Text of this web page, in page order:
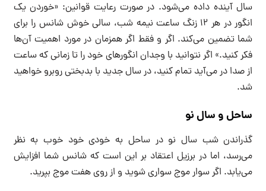
سال آینده داده می‌شود. در صورت رعایت قوانین: «خوردن یک
انگور در هر ۱۲ زنگ ساعت نیمه شب، سالی خوش شانس را برای
شما تضمین می‌کند. اگر و فقط اگر همزمان در مورد اهمیت آن‌ها
فکر کنید.» اگر نتوانید با وجدان انگورهای خود را تا زمانی که ساعت
از صدا در می‌آید تمام کنید، در سال جدید با بدبختی روبرو خواهید
شد.
ساحل و سال نو
گذراندن شب سال نو در ساحل به خودی خود خوب به نظر
می‌رسد، اما در برزیل اعتقاد بر این است که شانس شما افزایش
می‌یابد. اگر سوار موج سواری شوید و از روی هفت موج بپرید.